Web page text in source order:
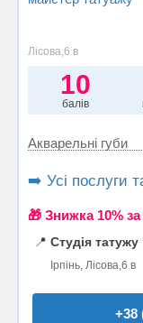
Лісова,6 в
10
балів
Акварельні губи
➡️ Усі послуги
🎁 Знижка 10%
📍 Студія
Ірпінь, Лісова,6 в
+38